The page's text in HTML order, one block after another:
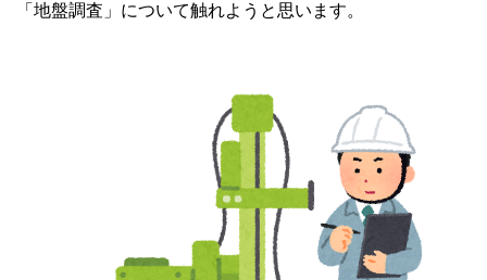
「地盤調査」について触れようと思います。